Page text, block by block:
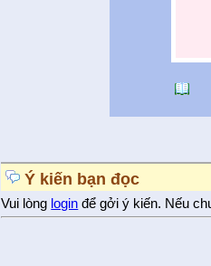
Ý kiến bạn đọc
Vui lòng login để gởi ý kiến. Nếu